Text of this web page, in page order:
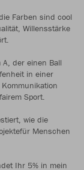
Farben sind cool
Willensstärke
der einen Ball
in einer
Sport.
wie die
Menschen
Ihr 5% in mein